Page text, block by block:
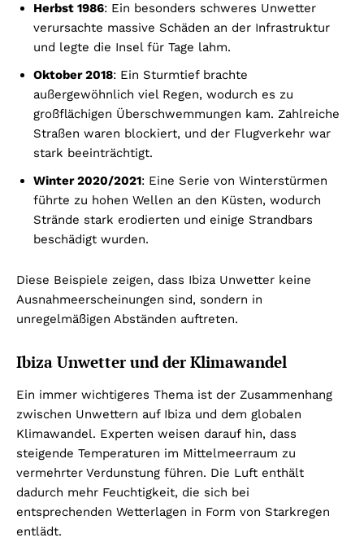
Herbst 1986: Ein besonders schweres Unwetter
verursachte massive Schäden an der Infrastruktur
und legte die Insel für Tage lahm.
Oktober 2018: Ein Sturmtief brachte
außergewöhnlich viel Regen, wodurch es zu
großflächigen Überschwemmungen kam. Zahlreiche
Straßen waren blockiert, und der Flugverkehr war
stark beeinträchtigt.
Winter 2020/2021: Eine Serie von Winterstürmen
führte zu hohen Wellen an den Küsten, wodurch
Strände stark erodierten und einige Strandbars
beschädigt wurden.
Diese Beispiele zeigen, dass Ibiza Unwetter keine
Ausnahmeerscheinungen sind, sondern in
unregelmäßigen Abständen auftreten.
Ibiza Unwetter und der Klimawandel
Ein immer wichtigeres Thema ist der Zusammenhang
zwischen Unwettern auf Ibiza und dem globalen
Klimawandel. Experten weisen darauf hin, dass
steigende Temperaturen im Mittelmeerraum zu
vermehrter Verdunstung führen. Die Luft enthält
dadurch mehr Feuchtigkeit, die sich bei
entsprechenden Wetterlagen in Form von Starkregen
entlädt.